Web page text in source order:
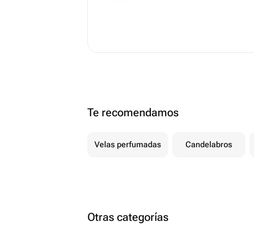
Te recomendamos
Velas perfumadas Candelabros
Otras categorías